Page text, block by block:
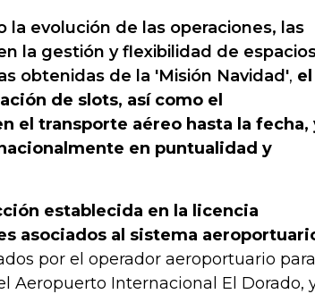
evolución de las operaciones, las
la gestión y flexibilidad de
obtenidas de la 'Misión Navidad', el
de slots, así como el
el transporte aéreo hasta la fecha,
en puntualidad y
establecida en la licencia
asociados al sistema
por el operador aeroportuario
Aeropuerto Internacional El Dorado,